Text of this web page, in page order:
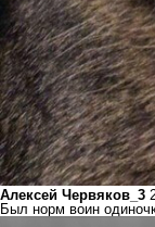
Алексей Червяков_3
Был норм воин